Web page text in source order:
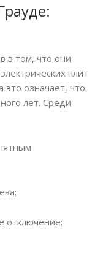
в том, что они
плит
это означает, что
лет. Среди
отключение;